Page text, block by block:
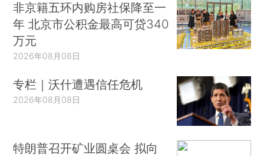
非京籍五环内购房社保降至一
年 北京市公积金最高可贷340
万元
2026年08月08日
专栏｜沃什遭遇信任危机
2026年08月08日
特朗普召开矿业圆桌会 拟向